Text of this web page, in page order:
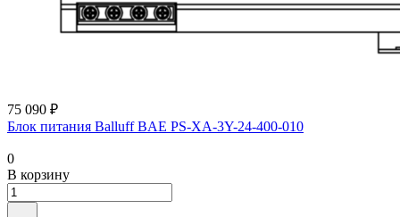
75 090 ₽
Блок питания Balluff BAE PS-XA-3Y-24-400-010
0
В корзину